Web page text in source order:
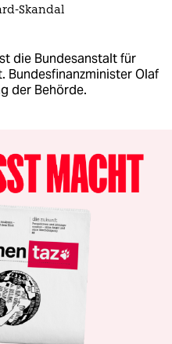
Skandal
die Bundesanstalt für
Bundesfinanzminister Olaf
der Behörde.